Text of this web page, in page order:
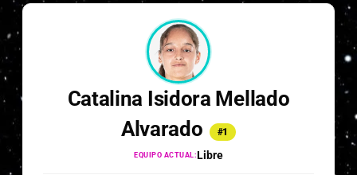
Catalina Isidora Mellado
Alvarado
#1
EQUIPO ACTUAL:Libre